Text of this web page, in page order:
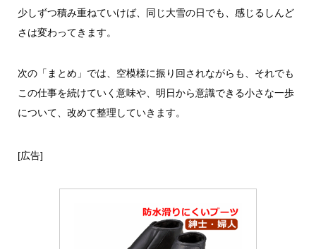
少しずつ積み重ねていけば、同じ大雪の日でも、感じるしんど
さは変わってきます。
次の「まとめ」では、空模様に振り回されながらも、それでも
この仕事を続けていく意味や、明日から意識できる小さな一歩
について、改めて整理していきます。
[広告]